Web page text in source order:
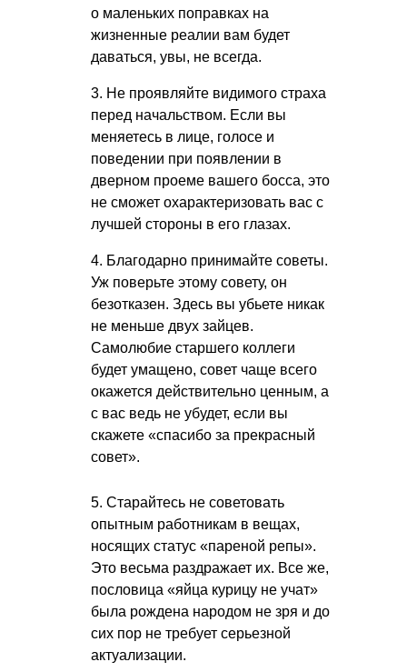
о маленьких поправках на
жизненные реалии вам будет
даваться, увы, не всегда.
3. Не проявляйте видимого страха
перед начальством. Если вы
меняетесь в лице, голосе и
поведении при появлении в
дверном проеме вашего босса, это
не сможет охарактеризовать вас с
лучшей стороны в его глазах.
4. Благодарно принимайте советы.
Уж поверьте этому совету, он
безотказен. Здесь вы убьете никак
не меньше двух зайцев.
Самолюбие старшего коллеги
будет умащено, совет чаще всего
окажется действительно ценным, а
с вас ведь не убудет, если вы
скажете «спасибо за прекрасный
совет».
5. Старайтесь не советовать
опытным работникам в вещах,
носящих статус «пареной репы».
Это весьма раздражает их. Все же,
пословица «яйца курицу не учат»
была рождена народом не зря и до
сих пор не требует серьезной
актуализации.